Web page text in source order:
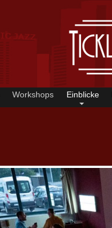
Workshops Einblicke